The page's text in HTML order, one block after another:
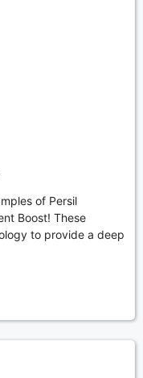
of Persil
Boost! These
to provide a deep